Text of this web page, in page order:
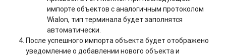
импорте объектов с аналогичным протоколом
Wialon, тип терминала будет заполнятся
автоматически.
После успешного импорта объекта будет отображено
уведомление о добавлении нового объекта и